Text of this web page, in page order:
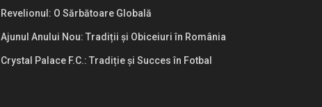
Revelionul: O Sărbătoare Globală
Ajunul Anului Nou: Tradiții și Obiceiuri în România
Crystal Palace F.C.: Tradiție și Succes în Fotbal